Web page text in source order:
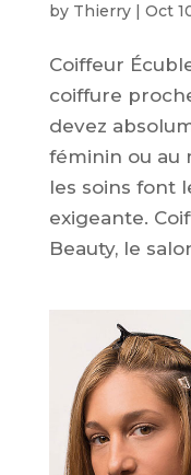
by Thierry| Oct
Coiffeur
coiffure
devez
féminin ou au
les soins font
exigeante.
Beauty, le